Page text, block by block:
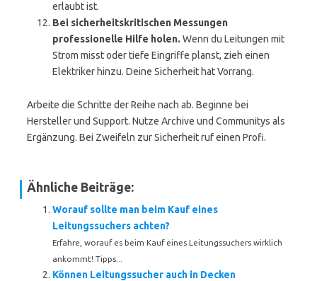
erlaubt ist.
Bei sicherheitskritischen Messungen
professionelle Hilfe holen. Wenn du Leitungen mit
Strom misst oder tiefe Eingriffe planst, zieh einen
Elektriker hinzu. Deine Sicherheit hat Vorrang.
Arbeite die Schritte der Reihe nach ab. Beginne bei
Hersteller und Support. Nutze Archive und Communitys als
Ergänzung. Bei Zweifeln zur Sicherheit ruf einen Profi.
Ähnliche Beiträge:
Worauf sollte man beim Kauf eines
Leitungssuchers achten?
Erfahre, worauf es beim Kauf eines Leitungssuchers wirklich
ankommt! Tipps...
Können Leitungssucher auch in Decken